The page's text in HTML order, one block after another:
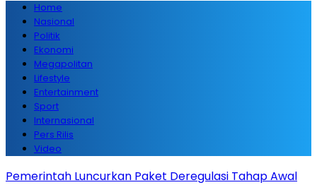
Home
Nasional
Politik
Ekonomi
Megapolitan
Lifestyle
Entertainment
Sport
Internasional
Pers Rilis
Video
Pemerintah Luncurkan Paket Deregulasi Tahap Awal